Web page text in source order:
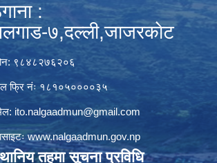
:
७,दल्ली,जाजरकाेट
९८४८२७६२०६
फ्रि नंः १८१०५००००३५
ito.nalgaadmun@gmail.com
www.nalgaadmun.gov.np
तहमा सूचना प्रविधि